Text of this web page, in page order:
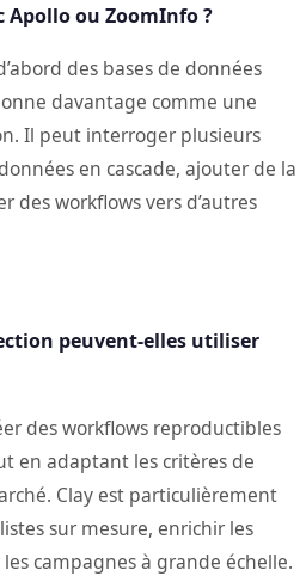
Apollo ou ZoomInfo ?
des bases de données
davantage comme une
Il peut interroger plusieurs
en cascade, ajouter de la
des workflows vers d’autres
peuvent-elles utiliser
des workflows reproductibles
en adaptant les critères de
Clay est particulièrement
sur mesure, enrichir les
campagnes à grande échelle.